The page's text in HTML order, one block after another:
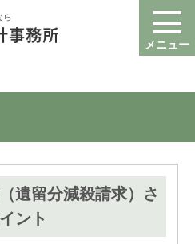
ら
遺留分減殺請求）さ
ント